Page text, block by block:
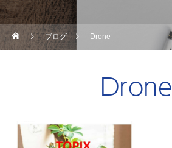
ブログ Drone
Drone